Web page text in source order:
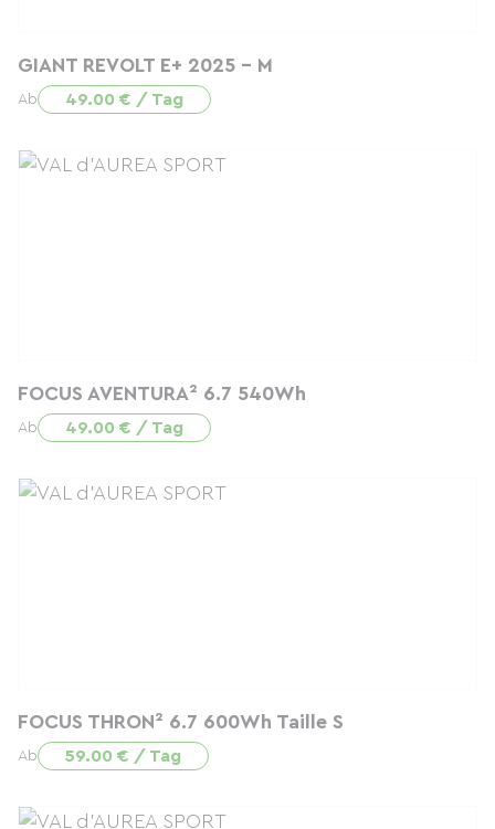
GIANT REVOLT E+ 2025 - M
Ab 49.00 € / Tag
FOCUS AVENTURA² 6.7 540Wh
Ab 49.00 € / Tag
FOCUS THRON² 6.7 600Wh Taille S
Ab 59.00 € / Tag